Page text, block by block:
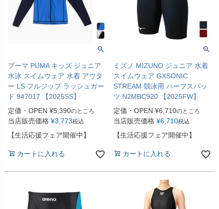
プーマ PUMA キッズ ジュニア
水泳 スイムウェア 水着 アウタ
ー LS フルジップ ラッシュガー
ド 947017 【2025SS】
定価・OPEN ¥5,390のところ
当店販売価格 ¥3,773税込
【生活応援フェア開催中】
カートに入れる
ミズノ MIZUNO ジュニア 水着
スイムウェア GXSONIC
STREAM 競泳用 ハーフスパッ
ツ N2MBC920 【2025FW】
定価・OPEN ¥6,710のところ
当店販売価格 ¥6,710税込
【生活応援フェア開催中】
カートに入れる